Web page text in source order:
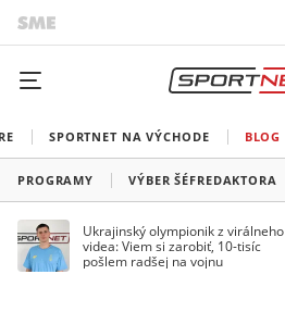
SPORTNET NA VÝCHODE BLOG
PROGRAMY VÝBER ŠÉFREDAKTORA
Ukrajinský olympionik z virálneho
videa: Viem si zarobiť, 10-tisíc
pošlem radšej na vojnu